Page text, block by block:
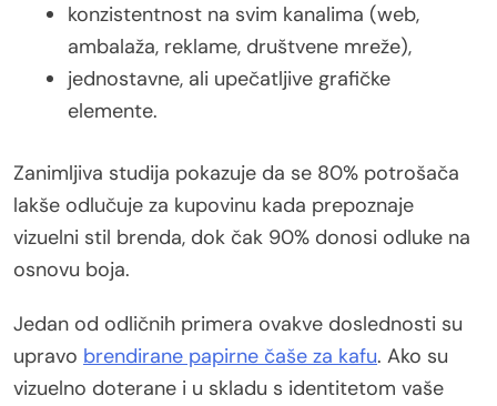
konzistentnost na svim kanalima (web,
ambalaža, reklame, društvene mreže),
jednostavne, ali upečatljive grafičke
elemente.
Zanimljiva studija pokazuje da se 80% potrošača
lakše odlučuje za kupovinu kada prepoznaje
vizuelni stil brenda, dok čak 90% donosi odluke na
osnovu boja.
Jedan od odličnih primera ovakve doslednosti su
upravo brendirane papirne čaše za kafu. Ako su
vizuelno doterane i u skladu s identitetom vaše